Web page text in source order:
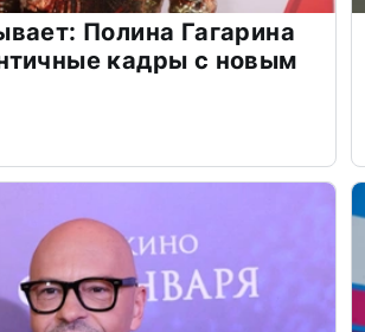
Полина Гагарина
кадры с новым